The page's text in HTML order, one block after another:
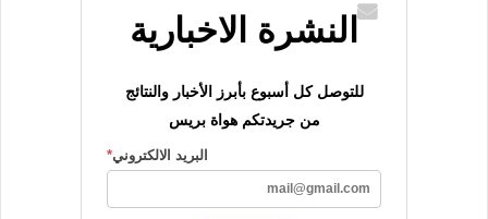
النشرة الاخبارية
للتوصل كل أسبوع بأبرز الأخبار والنتائج
من جريدتكم هواة بريس
البريد الالكتروني*